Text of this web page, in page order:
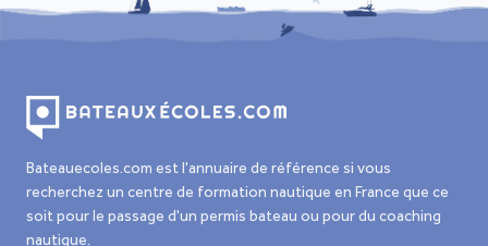
Bateauecoles.com est l'annuaire de référence si vous
recherchez un centre de formation nautique en France que ce
soit pour le passage d'un permis bateau ou pour du coaching
nautique.